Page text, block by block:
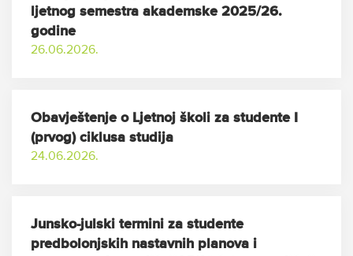
ljetnog semestra akademske 2025/26.
godine
26.06.2026.
Obavještenje o Ljetnoj školi za studente I
(prvog) ciklusa studija
24.06.2026.
Junsko-julski termini za studente
predbolonjskih nastavnih planova i